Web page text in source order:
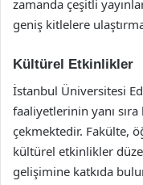
zamanda çeşitli
geniş kitlelere
Kültürel Etkinlikler
İstanbul Üniversitesi
faaliyetlerinin yanı
çekmektedir. Fakülte,
kültürel etkinlikler
gelişimine katkıda